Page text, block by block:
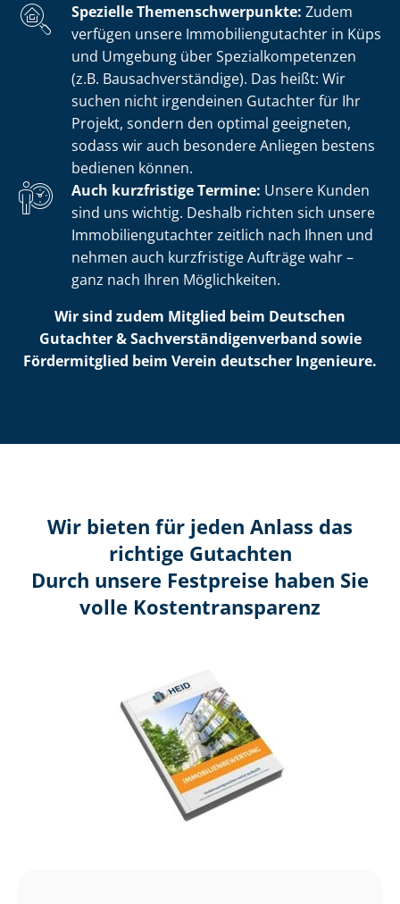
Spezielle The­men­schwer­punk­te: Zudem
verfügen unsere Im­mo­bi­li­en­gut­ach­ter in Küps
und Umgebung über Spe­zi­al­kom­pe­ten­zen
(z.B. Bau­sach­ver­stän­di­ge). Das heißt: Wir
suchen nicht irgendeinen Gutachter für Ihr
Projekt, sondern den optimal geeigneten,
sodass wir auch besondere Anliegen bestens
bedienen können.
Auch kurzfristige Termine: Unsere Kunden
sind uns wichtig. Deshalb richten sich unsere
Im­mo­bi­li­en­gut­ach­ter zeitlich nach Ihnen und
nehmen auch kurzfristige Aufträge wahr –
ganz nach Ihren Möglichkeiten.
Wir sind zudem Mitglied beim Deutschen
Gutachter & Sach­ver­stän­di­gen­ver­band sowie
Fördermitglied beim Verein deutscher Ingenieure.
Wir bieten für jeden Anlass das
richtige Gutachten
Durch unsere Festpreise haben Sie
volle Kosten­transparenz